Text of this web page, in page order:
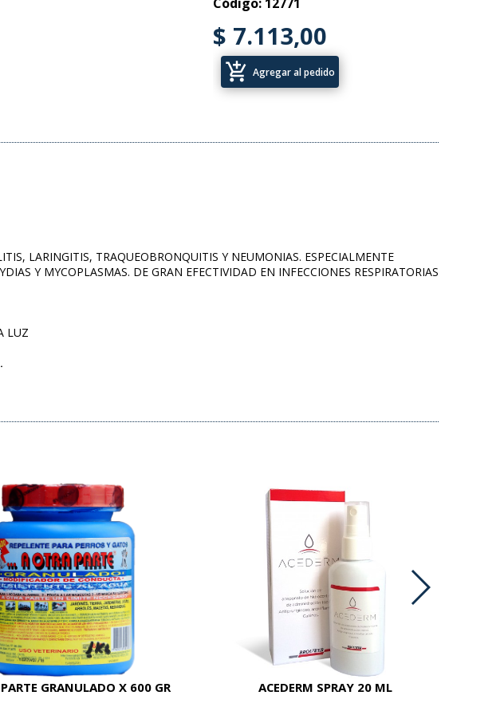
$ 7.113,00
add_shopping_cart Agregar al pedido
LARINGITIS, TRAQUEOBRONQUITIS Y NEUMONIAS. ESPECIALMENTE
Y MYCOPLASMAS. DE GRAN EFECTIVIDAD EN INFECCIONES RESPIRATORIAS
LUZ
GRANULADO X 600 GR ACEDERM SPRAY 20 ML